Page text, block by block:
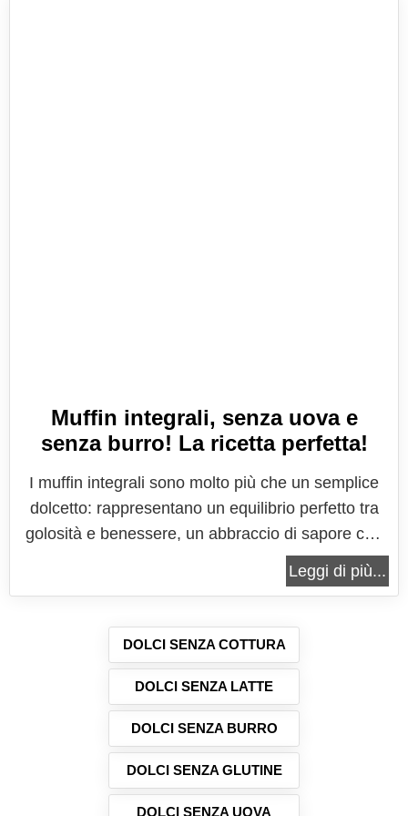
Muffin integrali, senza uova e
senza burro! La ricetta perfetta!
I muffin integrali sono molto più che un semplice
dolcetto: rappresentano un equilibrio perfetto tra
golosità e benessere, un abbraccio di sapore che
riesce a conquistare tanto chi ama la dolcezza
autentica quanto chi cerca leggerezza e ingredienti
corre subito a...
Leggi di più...
DOLCI SENZA COTTURA
DOLCI SENZA LATTE
DOLCI SENZA BURRO
DOLCI SENZA GLUTINE
DOLCI SENZA UOVA